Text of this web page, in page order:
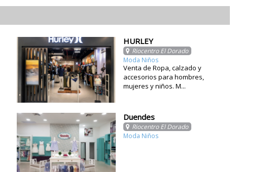
HURLEY
Riocentro El Dorado
Moda Niños
Venta de Ropa, calzado y
accesorios para hombres,
mujeres y niños. M...
Duendes
Riocentro El Dorado
Moda Niños